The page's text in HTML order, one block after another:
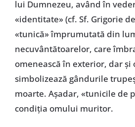
lui Dumnezeu, având în
«identitate» (cf. Sf. Grigorie
«tunică» împrumutată din
necuvântătoarelor, care
omenească în exterior, dar și
simbolizează gândurile
moarte. Așadar, «tunicile de
condiția omului muritor.